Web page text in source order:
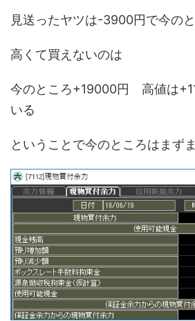
見送ったヤツは-3900円で今の
高くて買えないのは
今のところ+19000円 高値は
いる
ということで今のところはまず